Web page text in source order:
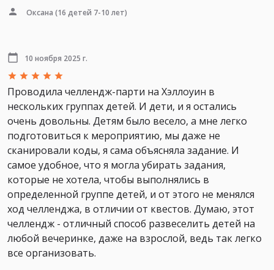
Оксана (16 детей 7-10 лет)
10 ноября 2025 г.
Проводила челлендж-парти на Хэллоуин в
нескольких группах детей. И дети, и я остались
очень довольны. Детям было весело, а мне легко
подготовиться к мероприятию, мы даже не
сканировали коды, я сама объясняла задание. И
самое удобное, что я могла убирать задания,
которые не хотела, чтобы выполнялись в
определенной группе детей, и от этого не менялся
ход челленджа, в отличии от квестов. Думаю, этот
челлендж - отличный способ развеселить детей на
любой вечеринке, даже на взрослой, ведь так легко
все организовать.